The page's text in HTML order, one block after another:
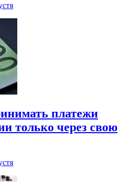
платежи
только через свою